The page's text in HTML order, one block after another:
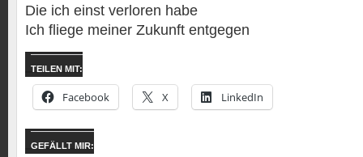
Die ich einst verloren habe
Ich fliege meiner Zukunft entgegen
TEILEN MIT:
Facebook X LinkedIn
GEFÄLLT MIR: